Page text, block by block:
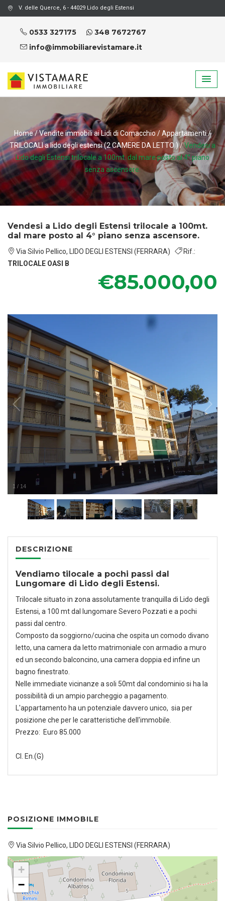
V. delle Querce, 6 - 44029 Lido degli Estensi
0533 327175
348 7672767
info@immobiliarevistamare.it
Home/Vendite immobili ai Lidi di Comacchio/Appartamenti/
TRILOCALI a lido degli estensi (2 CAMERE DA LETTO ) /Vendesi a
Lido degli Estensi trilocale a 100mt. dal mare posto al 4° piano
senza ascensore.
Vendesi a Lido degli Estensi trilocale a 100mt.
dal mare posto al 4° piano senza ascensore.
Via Silvio Pellico, LIDO DEGLI ESTENSI (FERRARA)
Rif.:
TRILOCALE OASI B
€85.000,00
1 / 14
DESCRIZIONE
Vendiamo tilocale a pochi passi dal
Lungomare di Lido degli Estensi.
Trilocale situato in zona assolutamente tranquilla di Lido degli
Estensi, a 100 mt dal lungomare Severo Pozzati e a pochi
passi dal centro.
Composto da soggiorno/cucina che ospita un comodo divano
letto, una camera da letto matrimoniale con armadio a muro
ed un secondo balconcino, una camera doppia ed infine un
bagno finestrato.
Nelle immediate vicinanze a soli 50mt dal condominio si ha la
possibilità di un ampio parcheggio a pagamento.
L'appartamento ha un potenziale davvero unico, sia per
posizione che per le caratteristiche dell'immobile.
Prezzo: Euro 85.000
Cl. En.(G)
POSIZIONE IMMOBILE
Via Silvio Pellico, LIDO DEGLI ESTENSI (FERRARA)
+
−